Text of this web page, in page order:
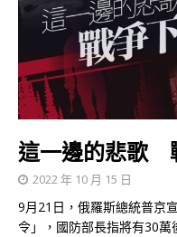
這一邊的悲歌
2022 年 10 月 15 日
9月21日，俄羅斯總統普京
令」，國防部長指將有30